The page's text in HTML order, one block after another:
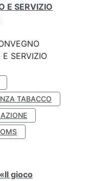
E SERVIZIO
SERVIZIO
TABACCO
OMS
gioco